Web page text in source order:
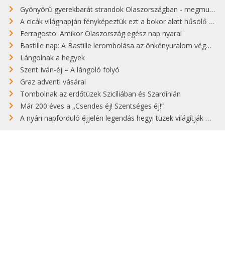
Gyönyörű gyerekbarát strandok Olaszországban - megmutatjuk a 15 legjobbat
A cicák világnapján fényképeztük ezt a bokor alatt hűsölő cicát Kisorosziban
Ferragosto: Amikor Olaszország egész nap nyaral
Bastille nap: A Bastille lerombolása az önkényuralom végét jelentette
Lángolnak a hegyek
Szent Iván-éj – A lángoló folyó
Graz adventi vásárai
Tombolnak az erdőtüzek Szicíliában és Szardínián
Már 200 éves a „Csendes éj! Szentséges éj!”
A nyári napforduló éjjelén legendás hegyi tüzek világítják meg Zugspitzét